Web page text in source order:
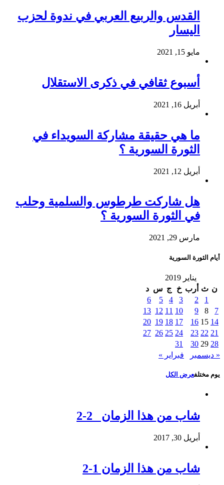
القدس والربيع العربي في ندوة لحزب
اليسار
مايو 15, 2021
أسبوع ثقافي في ذكرى الاستقلال
أبريل 16, 2021
ما هي حقيقة مشاركة السويداء في
الثورة السورية ؟
أبريل 12, 2021
هل شاركت طرطوس والسلمية وحلب
في الثورة السورية ؟
مارس 29, 2021
أيام الثورة السورية
يناير 2019
ن ث أرب خ ج س د
1
2
3
4
5
6
7
8
9
10
11
12
13
14
15
16
17
18
19
20
21
22
23
24
25
26
27
28
29
30
31
« ديسمبر
فبراير »
يوم مختلفعرض الكل
شاب من هذا الزمان 2-2
أبريل 30, 2017
شاب من هذا الزمان 1-2